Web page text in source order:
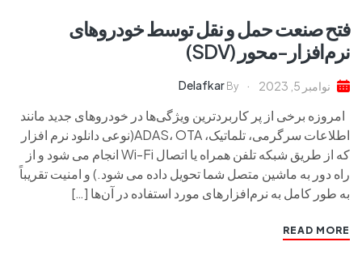
فتح صنعت حمل و نقل توسط خودروهای
نرم‌افزار-محور (SDV)
نوامبر 5, 2023 By
Delafkar
امروزه برخی از پر کاربردترین ویژگی‌ها در خودروهای جدید مانند
اطلاعات سرگرمی، تلماتیک، ADAS، OTA(نوعی دانلود نرم افزار
که از طریق شبکه تلفن همراه یا اتصال Wi-Fi انجام می شود و از
راه دور به ماشین متصل شما تحویل داده می شود.) و امنیت تقریباً
به طور کامل به نرم‌افزارهای مورد استفاده در آن‌ها […]
READ MORE